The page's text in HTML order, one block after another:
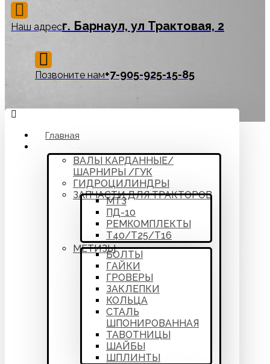
Наш адресг. Барнаул, ул Трактовая, 2
Позвоните нам‪+7-905-925-15-85
Главная
ВАЛЫ КАРДАННЫЕ/
ШАРНИРЫ /ГУК
ГИДРОЦИЛИНДРЫ
ЗАПЧАСТИ ДЛЯ ТРАКТОРОВ
МТЗ
ПД-10
РЕМКОМПЛЕКТЫ
Т40/Т25/Т16
МЕТИЗЫ
БОЛТЫ
ГАЙКИ
ГРОВЕРЫ
ЗАКЛЕПКИ
КОЛЬЦА
СТАЛЬ
ШПОНИРОВАННАЯ
ТАВОТНИЦЫ
ШАЙБЫ
ШПЛИНТЫ